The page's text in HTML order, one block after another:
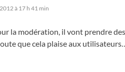
à 17 h 41 min
la modération, il vont prendre
que cela plaise aux